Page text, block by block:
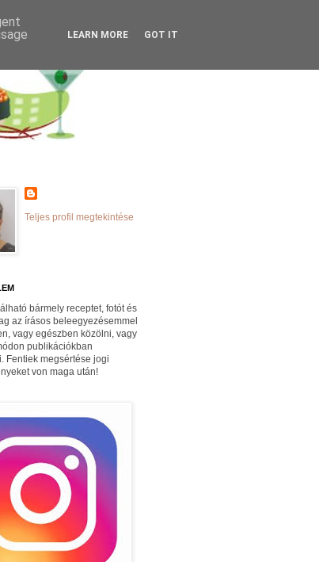
Teljes profil megtekintése
bármely receptet, fotót és
az írásos beleegyezésemmel
vagy egészben közölni, vagy
publikációkban
Fentiek megsértése jogi
von maga után!
LEARN MORE GOT IT